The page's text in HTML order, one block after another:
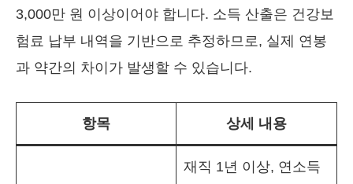
3,000만 원 이상이어야 합니다. 소득 산출은 건강보
험료 납부 내역을 기반으로 추정하므로, 실제 연봉
과 약간의 차이가 발생할 수 있습니다.
항목 상세 내용
재직 1년 이상, 연소득